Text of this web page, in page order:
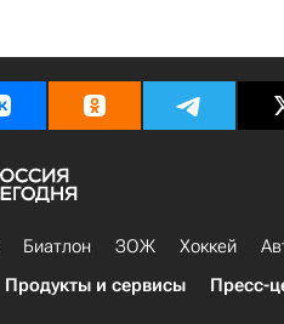
Биатлон ЗОЖ Хоккей
Продукты и сервисы Пресс-